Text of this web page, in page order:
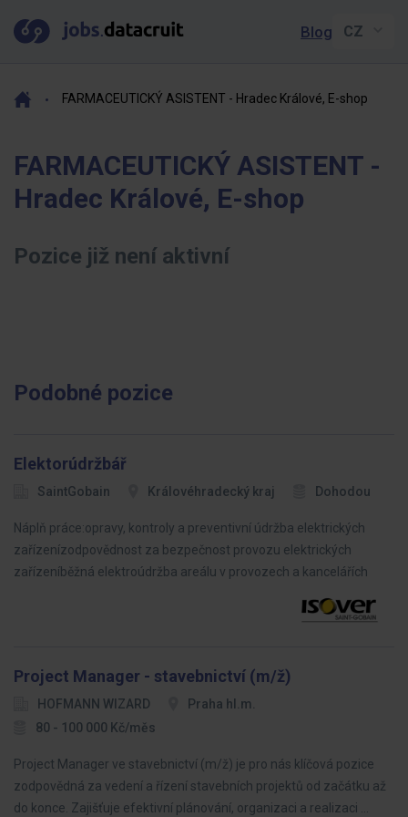
Blog
FARMACEUTICKÝ ASISTENT - Hradec Králové, E-shop
FARMACEUTICKÝ ASISTENT -
Hradec Králové, E-shop
Pozice již není aktivní
Podobné pozice
Elektorúdržbář
SaintGobain Královéhradecký kraj Dohodou
Náplň práce:opravy, kontroly a preventivní údržba elektrických
zařízenízodpovědnost za bezpečnost provozu elektrických
zařízeníběžná elektroúdržba areálu v provozech a kancelářích
Project Manager - stavebnictví (m/ž)
HOFMANN WIZARD
Praha hl.m.
80 - 100 000 Kč/měs
Project Manager ve stavebnictví (m/ž) je pro nás klíčová pozice
zodpovědná za vedení a řízení stavebních projektů od začátku až
do konce. Zajišťuje efektivní plánování, organizaci a realizaci …